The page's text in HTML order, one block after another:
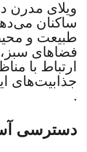
ویلای مدرن
ساکنان
طبیعت و
فضاهای
ارتباط با
جذابیت‌های
.
دسترسی